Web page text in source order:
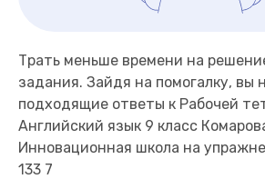
Трать меньше времени на
задания. Зайдя на помогалку, вы
подходящие ответы к Рабочей
Английский язык 9 класс
Инновационная школа на
133 7